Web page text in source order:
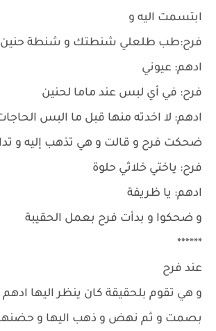
ابتسمت اليه و
فرح:طب طلعلي شنطتك و شنطة حنين
ادهم: عيوني
فرح: في أي لبس عند ماما لحنين
ادهم: لا اخدته منها قبل ما البس
ضحكت فرح و قالت و هي تذهب إليه و
فرح: ياختي خلاثي حلوة
ادهم: يا ظريفة
و ضحكوا و بدأت فرح بعمل الحقيبة
******
عند فرح
و هي تقوم بلحقيقة كان ينظر اليها ادهم
بصمت و ثم نهض و ذهب اليها و